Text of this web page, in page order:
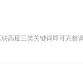
高度三类关键词即可完整